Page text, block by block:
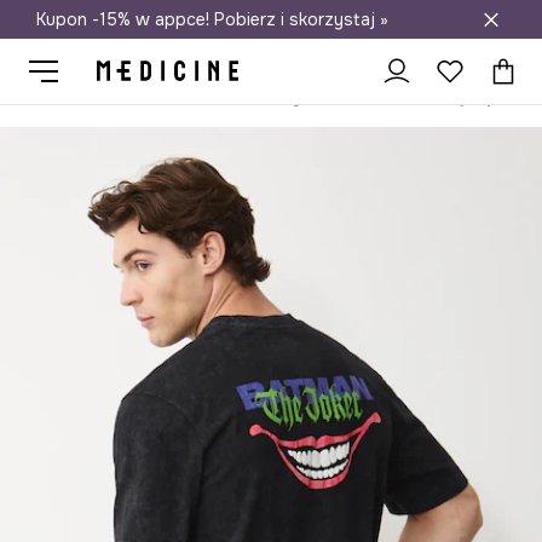
Darmowa dostawa do salonów
Kupon -15% w appce! Pobierz i skorzystaj »